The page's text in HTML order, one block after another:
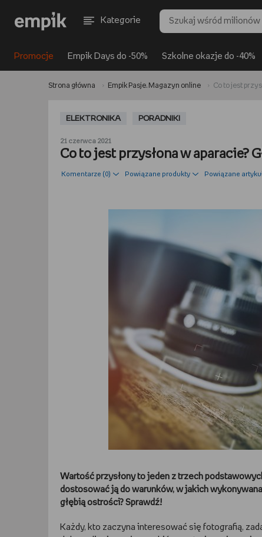
Kategorie
Promocje Empik Days do -50% Szkolne okazje do -40%
Strona główna Empik Pasje. Magazyn online Co to jest
ELEKTRONIKA PORADNIKI
21 czerwca 2021
Co to jest przysłona w aparacie?
Komentarze (0) Powiązane produkty Powiązane
Wartość przysłony to jeden z trzech
dostosować ją do warunków, w jakich
głębią ostrości? Sprawdź!
Każdy, kto zaczyna interesować się fotografią,